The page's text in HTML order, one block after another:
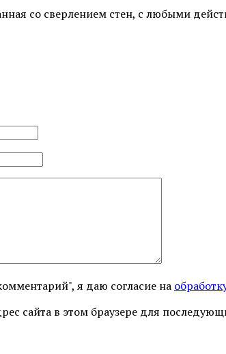
со сверлением стен, с любыми
я даю согласие на
сайта в этом браузере для